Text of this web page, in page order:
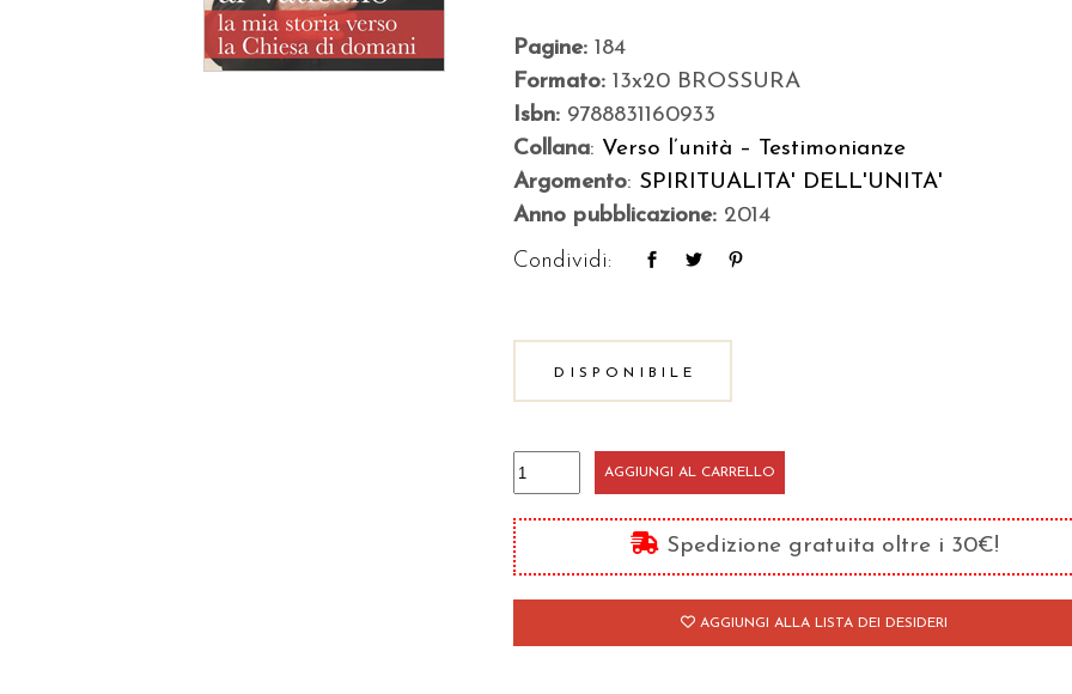
Pagine:184
Formato:13x20 BROSSURA
Isbn: 9788831160933
Collana: Verso l’unità – Testimonianze
Argomento: SPIRITUALITA' DELL'UNITA'
Anno pubblicazione: 2014
Condividi:
DISPONIBILE
Dalle
periferie
al
Vaticano
quantità
AGGIUNGI AL CARRELLO
Spedizione gratuita oltre i 30€!
AGGIUNGI ALLA LISTA DEI DESIDERI